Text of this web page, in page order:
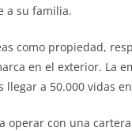
a su familia.
como propiedad,
en el exterior. La
llegar a 50.000 vidas
operar con una